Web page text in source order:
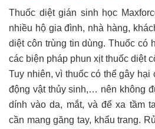
Thuốc diệt gián sinh học
nhiều hộ gia đình, nhà hàng,
diệt côn trùng tin dùng. Thuốc có
các biện pháp phun xịt thuốc diệt
Tuy nhiên, vì thuốc có thể gây
động vật thủy sinh,… nên không
dính vào da, mắt, và để xa tầm
cần mang găng tay, khẩu trang.